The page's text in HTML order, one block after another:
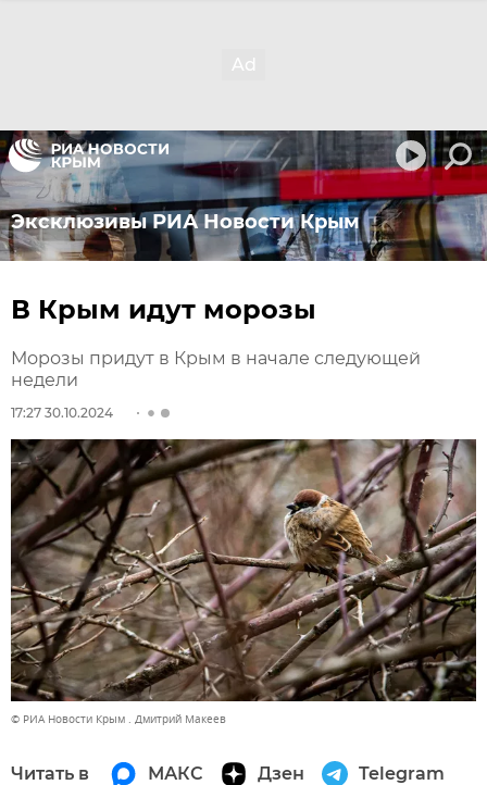
Эксклюзивы РИА Новости Крым
В Крым идут морозы
Морозы придут в Крым в начале следующей
недели
17:27 30.10.2024
© РИА Новости Крым . Дмитрий Макеев
Читать в МАКС Дзен Telegram